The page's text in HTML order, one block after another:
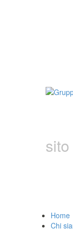
Home
Chi